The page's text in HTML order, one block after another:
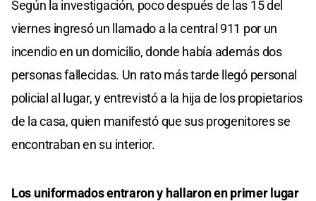
Según la investigación, poco después de las 15 del
viernes ingresó un llamado a la central 911 por un
incendio en un domicilio, donde había además dos
personas fallecidas. Un rato más tarde llegó personal
policial al lugar, y entrevistó a la hija de los propietarios
de la casa, quien manifestó que sus progenitores se
encontraban en su interior.
Los uniformados entraron y hallaron en primer lugar